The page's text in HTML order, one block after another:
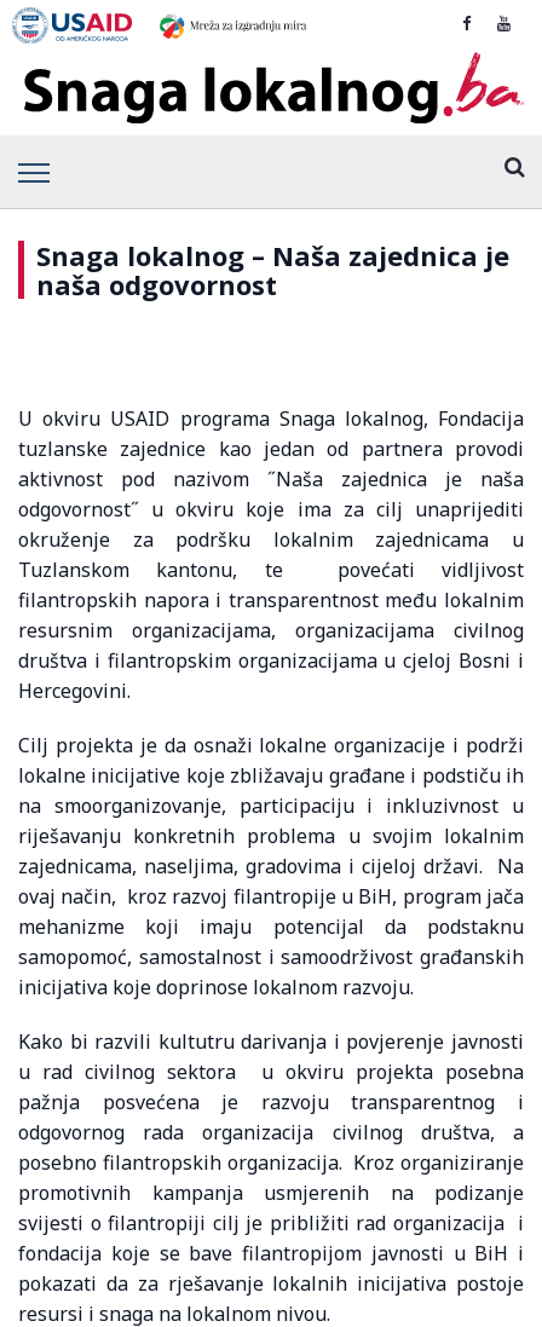
Snaga lokalnog – Naša zajednica je
naša odgovornost
U okviru USAID programa Snaga lokalnog, Fondacija
tuzlanske zajednice kao jedan od partnera provodi
aktivnost pod nazivom ˝Naša zajednica je naša
odgovornost˝ u okviru koje ima za cilj unaprijediti
okruženje za podršku lokalnim zajednicama u
Tuzlanskom kantonu, te povećati vidljivost
filantropskih napora i transparentnost među lokalnim
resursnim organizacijama, organizacijama civilnog
društva i filantropskim organizacijama u cjeloj Bosni i
Hercegovini.
Cilj projekta je da osnaži lokalne organizacije i podrži
lokalne inicijative koje zbližavaju građane i podstiču ih
na smoorganizovanje, participaciju i inkluzivnost u
riješavanju konkretnih problema u svojim lokalnim
zajednicama, naseljima, gradovima i cijeloj državi. Na
ovaj način, kroz razvoj filantropije u BiH, program jača
mehanizme koji imaju potencijal da podstaknu
samopomoć, samostalnost i samoodrživost građanskih
inicijativa koje doprinose lokalnom razvoju.
Kako bi razvili kultutru darivanja i povjerenje javnosti
u rad civilnog sektora u okviru projekta posebna
pažnja posvećena je razvoju transparentnog i
odgovornog rada organizacija civilnog društva, a
posebno filantropskih organizacija. Kroz organiziranje
promotivnih kampanja usmjerenih na podizanje
svijesti o filantropiji cilj je približiti rad organizacija i
fondacija koje se bave filantropijom javnosti u BiH i
pokazati da za rješavanje lokalnih inicijativa postoje
resursi i snaga na lokalnom nivou.